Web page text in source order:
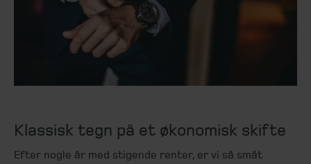
Klassisk tegn på et økonomisk skifte
Efter nogle år med stigende renter, er vi så småt